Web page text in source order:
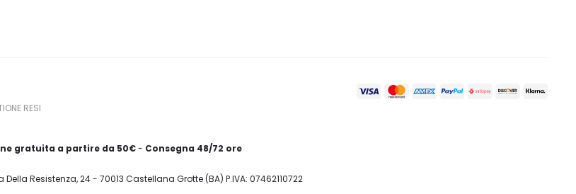
RESI
gratuita a partire da 50€- Consegna 48/72 ore
Resistenza, 24 - 70013 Castellana Grotte (BA) P.IVA: 07462110722